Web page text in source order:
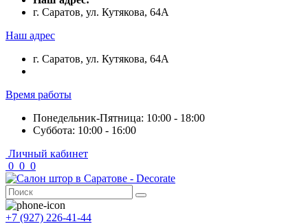
г. Саратов, ул. Кутякова, 64А
Наш адрес
г. Саратов, ул. Кутякова, 64А
Время работы
Понедельник-Пятница: 10:00 - 18:00
Суббота: 10:00 - 16:00
Личный кабинет
0 0 0
+7 (927) 226-41-44